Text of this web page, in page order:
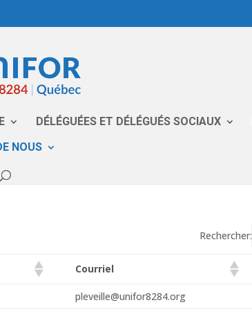
DÉLÉGUÉES ET DÉLÉGUÉS SOCIAUX
NOUS
Rechercher:
Courriel
pleveille@unifor8284.org